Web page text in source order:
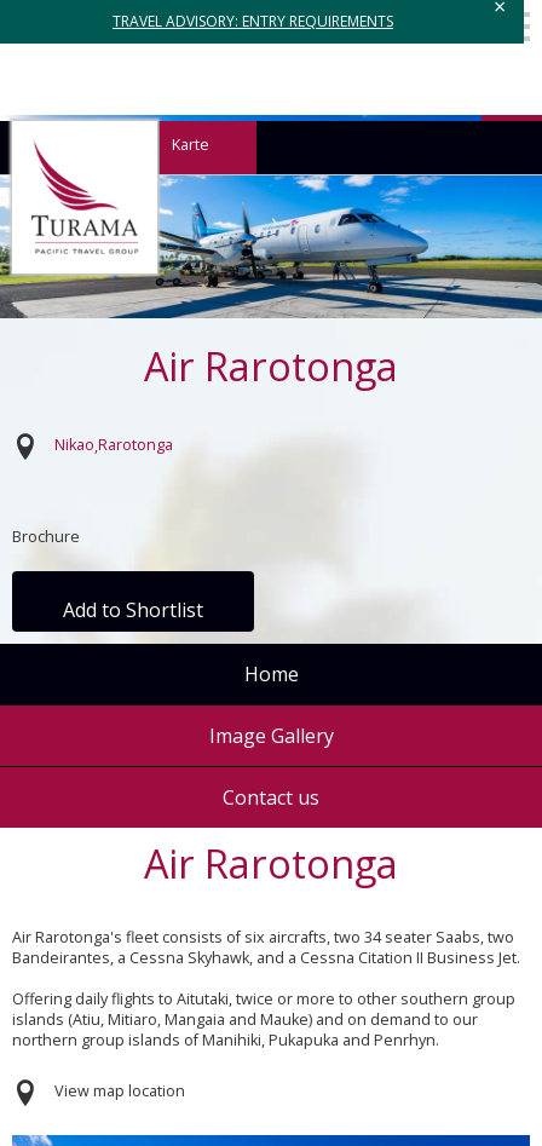
TRAVEL ADVISORY: ENTRY REQUIREMENTS
×
Karte
Air Rarotonga
Nikao Rarotonga
Brochure
Add to Shortlist
Home
Image Gallery
Contact us
Air Rarotonga
Air Rarotonga's fleet consists of six aircrafts, two 34 seater Saabs, two
Bandeirantes, a Cessna Skyhawk, and a Cessna Citation II Business Jet.
Offering daily flights to Aitutaki, twice or more to other southern group
islands (Atiu, Mitiaro, Mangaia and Mauke) and on demand to our
northern group islands of Manihiki, Pukapuka and Penrhyn.
View map location